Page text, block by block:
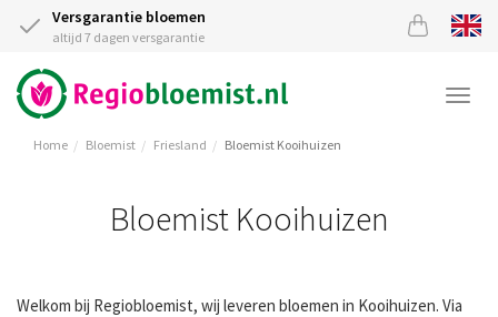
Versgarantie bloemen
altijd 7 dagen versgarantie
Home Bloemist Friesland Bloemist Kooihuizen
Bloemist Kooihuizen
Welkom bij Regiobloemist, wij leveren bloemen in Kooihuizen. Via